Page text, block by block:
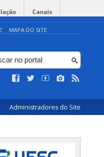
Canais
MAPA DO SITE
Administradores do Site